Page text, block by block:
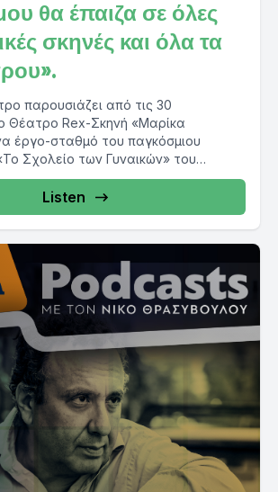
θα έπαιζα σε όλες
σκηνές και όλα τα
παρουσιάζει από τις 30
Θέατρο Rex-Σκηνή «Μαρίκα
έργο-σταθμό του παγκόσμιου
Σχολείο των Γυναικών» του
μετάφραση...
Listen